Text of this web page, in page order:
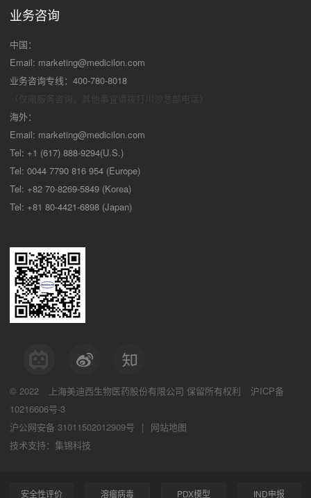
业务咨询
中国：
Email: marketing@medicilon.com
业务咨询专线：400-780-8018
海外：
Email: marketing@medicilon.com
Tel: +1 (617) 888-9294(U.S.)
Tel: 0044 7790 816 954 (Europe)
Tel: +82 70-8269-5849 (Korea)
Tel: +81 80-4421-6898 (Japan)
© 2022 上海美迪西生物医药股份有限公司 保留所有权利
沪ICP备
10216606号-3
沪公网安备 31011502012909号
|
网站地图
技术支持：集锦科技
安全性评价 溶瘤病毒 PDX模型 IND申报